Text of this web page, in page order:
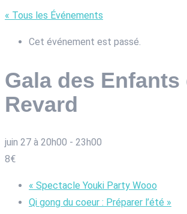
« Tous les Événements
Cet événement est passé.
Gala des Enfants
Revard
juin 27 à 20h00 - 23h00
8€
« Spectacle Youki Party Wooo
Qi gong du coeur : Préparer l’été »